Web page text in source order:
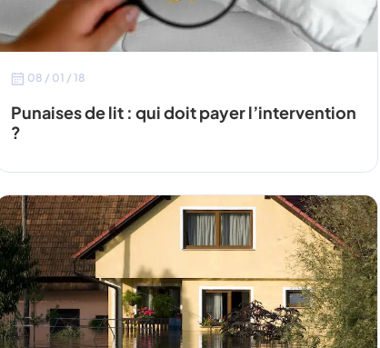
08 / 01 / 18
Punaises de lit : qui doit payer l’intervention
?